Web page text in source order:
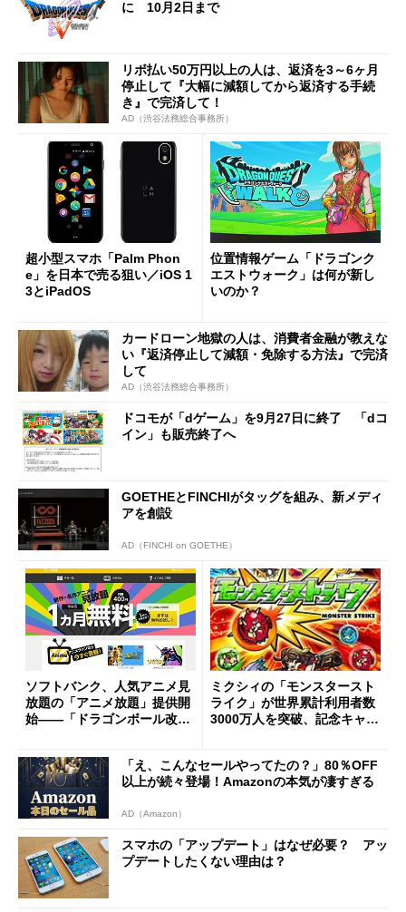
に 10月2日まで
リボ払い50万円以上の人は、返済を3～6ヶ月
停止して『大幅に減額してから返済する手続
き』で完済して！
AD（渋谷法務総合事務所）
超小型スマホ「Palm Phon
e」を日本で売る狙い／iOS 1
3とiPadOS
位置情報ゲーム「ドラゴンク
エストウォーク」は何が新し
いのか？
カードローン地獄の人は、消費者金融が教えな
い『返済停止して減額・免除する方法』で完済
して
AD（渋谷法務総合事務所）
ドコモが「dゲーム」を9月27日に終了 「dコ
イン」も販売終了へ
GOETHEとFINCHIがタッグを組み、新メディ
アを創設
AD（FINCHI on GOETHE）
ソフトバンク、人気アニメ見
放題の「アニメ放題」提供開
始――「ドラゴンボール改」
ミクシィの「モンスタースト
ライク」が世界累計利用者数
3000万人を突破、記念キャン
「え、こんなセールやってたの？」80％OFF
以上が続々登場！Amazonの本気が凄すぎる
AD（Amazon）
スマホの「アップデート」はなぜ必要？ アッ
プデートしたくない理由は？